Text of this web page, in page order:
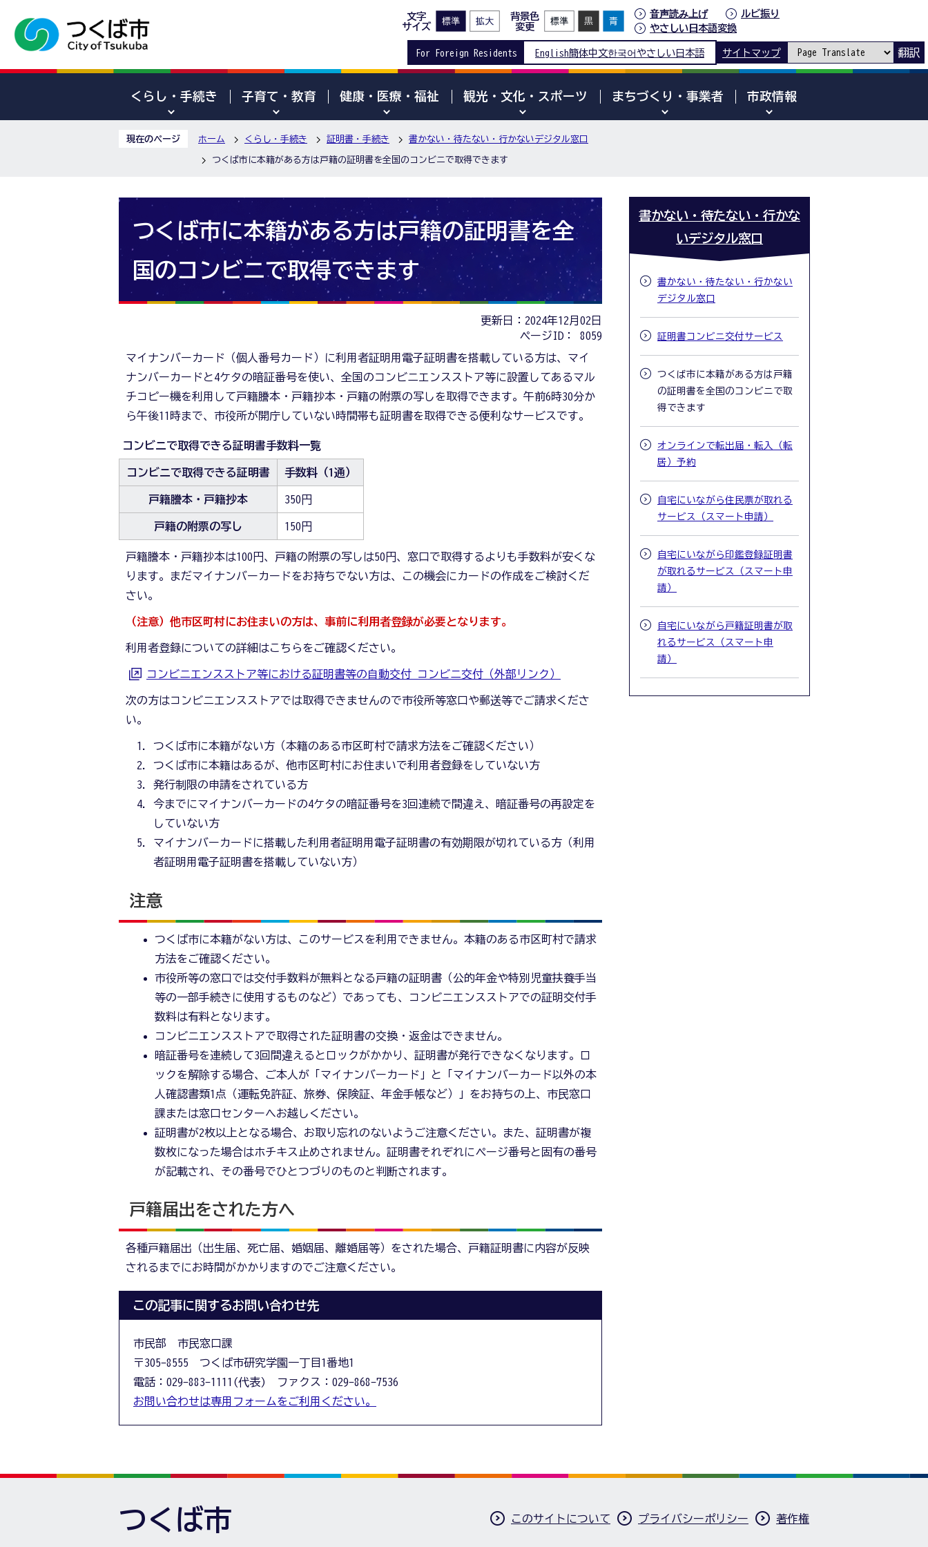
文字
サイズ
背景色
変更
音声読み上げ
ルビ振り
やさしい日本語変換
For Foreign Residents English簡体中文한국어 やさしい日本語 サイトマップ 翻訳
くらし・手続き 子育て・教育 健康・医療・福祉 観光・文化・スポーツ まちづくり・事業者 市政情報
現在のページ ホーム くらし・手続き 証明書・手続き 書かない・待たない・行かないデジタル窓口
つくば市に本籍がある方は戸籍の証明書を全国のコンビニで取得できます
つくば市に本籍がある方は戸籍の証明書を全
国のコンビニで取得できます
更新日：2024年12月02日
ページID：
8059
マイナンバーカード（個人番号カード）に利用者証明用電子証明書を搭載している方は、マイ
ナンバーカードと4ケタの暗証番号を使い、全国のコンビニエンスストア等に設置してあるマル
チコピー機を利用して戸籍謄本・戸籍抄本・戸籍の附票の写しを取得できます。午前6時30分か
ら午後11時まで、市役所が開庁していない時間帯も証明書を取得できる便利なサービスです。
コンビニで取得できる証明書手数料一覧
コンビニで取得できる証明書 手数料（1通）
戸籍謄本・戸籍抄本 350円
戸籍の附票の写し 150円
戸籍謄本・戸籍抄本は100円、戸籍の附票の写しは50円、窓口で取得するよりも手数料が安くな
ります。まだマイナンバーカードをお持ちでない方は、この機会にカードの作成をご検討くだ
さい。
（注意）他市区町村にお住まいの方は、事前に利用者登録が必要となります。
利用者登録についての詳細はこちらをご確認ください。
コンビニエンスストア等における証明書等の自動交付 コンビニ交付（外部リンク）
次の方はコンビニエンスストアでは取得できませんので市役所等窓口や郵送等でご請求くださ
い。
つくば市に本籍がない方（本籍のある市区町村で請求方法をご確認ください）
つくば市に本籍はあるが、他市区町村にお住まいで利用者登録をしていない方
発行制限の申請をされている方
今までにマイナンバーカードの4ケタの暗証番号を3回連続で間違え、暗証番号の再設定を
していない方
マイナンバーカードに搭載した利用者証明用電子証明書の有効期限が切れている方（利用
者証明用電子証明書を搭載していない方）
注意
つくば市に本籍がない方は、このサービスを利用できません。本籍のある市区町村で請求
方法をご確認ください。
市役所等の窓口では交付手数料が無料となる戸籍の証明書（公的年金や特別児童扶養手当
等の一部手続きに使用するものなど）であっても、コンビニエンスストアでの証明交付手
数料は有料となります。
コンビニエンスストアで取得された証明書の交換・返金はできません。
暗証番号を連続して3回間違えるとロックがかかり、証明書が発行できなくなります。ロ
ックを解除する場合、ご本人が「マイナンバーカード」と「マイナンバーカード以外の本
人確認書類1点（運転免許証、旅券、保険証、年金手帳など）」をお持ちの上、市民窓口
課または窓口センターへお越しください。
証明書が2枚以上となる場合、お取り忘れのないようご注意ください。また、証明書が複
数枚になった場合はホチキス止めされません。証明書それぞれにページ番号と固有の番号
が記載され、その番号でひとつづりのものと判断されます。
戸籍届出をされた方へ
各種戸籍届出（出生届、死亡届、婚姻届、離婚届等）をされた場合、戸籍証明書に内容が反映
されるまでにお時間がかかりますのでご注意ください。
この記事に関するお問い合わせ先
市民部 市民窓口課
〒305-8555 つくば市研究学園一丁目1番地1
電話：029-883-1111(代表) ファクス：029-868-7536
お問い合わせは専用フォームをご利用ください。
書かない・待たない・行かな
いデジタル窓口
書かない・待たない・行かない
デジタル窓口
証明書コンビニ交付サービス
つくば市に本籍がある方は戸籍
の証明書を全国のコンビニで取
得できます
オンラインで転出届・転入（転
居）予約
自宅にいながら住民票が取れる
サービス（スマート申請）
自宅にいながら印鑑登録証明書
が取れるサービス（スマート申
請）
自宅にいながら戸籍証明書が取
れるサービス（スマート申
請）
つくば市 このサイトについて プライバシーポリシー 著作権